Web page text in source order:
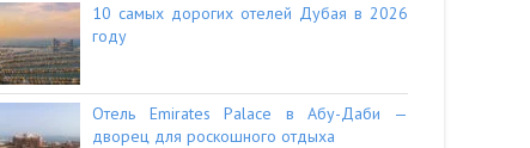
10 самых дорогих отелей Дубая в 2026
году
Отель Emirates Palace в Абу-Даби —
дворец для роскошного отдыха